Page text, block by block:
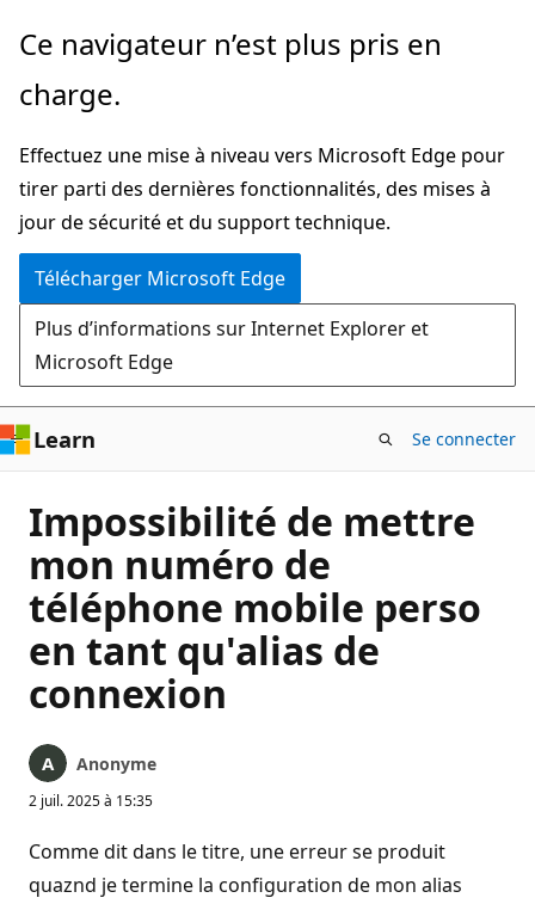
Passer
directement
au
principal
Ce navigateur n’est plus pris en
charge.
Effectuez une mise à niveau vers Microsoft Edge pour
tirer parti des dernières fonctionnalités, des mises à
jour de sécurité et du support technique.
Télécharger Microsoft Edge
Plus d’informations sur Internet Explorer et
Microsoft Edge
Learn Se connecter
Impossibilité de mettre
mon numéro de
téléphone mobile perso
en tant qu'alias de
connexion
Anonyme
2 juil. 2025 à 15:35
Comme dit dans le titre, une erreur se produit
quaznd je termine la configuration de mon alias